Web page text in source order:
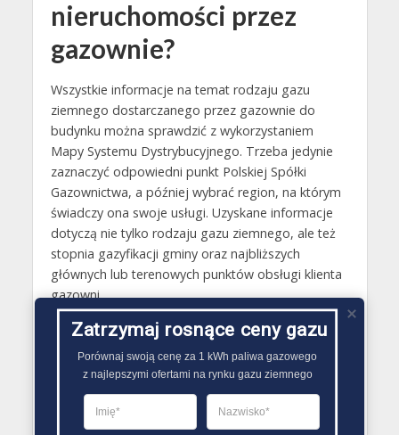
nieruchomości przez
gazownie?
Wszystkie informacje na temat rodzaju gazu
ziemnego dostarczanego przez gazownie do
budynku można sprawdzić z wykorzystaniem
Mapy Systemu Dystrybucyjnego. Trzeba jedynie
zaznaczyć odpowiedni punkt Polskiej Spółki
Gazownictwa, a później wybrać region, na którym
świadczy ona swoje usługi. Uzyskane informacje
dotyczą nie tylko rodzaju gazu ziemnego, ale też
stopnia gazyfikacji gminy oraz najbliższych
głównych lub terenowych punktów obsługi klienta
gazowni.
Gazy techniczne Goniądz
Butle gazowe Goniądz
LPG Goniądz
Zatrzymaj rosnące ceny gazu
Porównaj swoją cenę za 1 kWh paliwa gazowego
z najlepszymi ofertami na rynku gazu ziemnego